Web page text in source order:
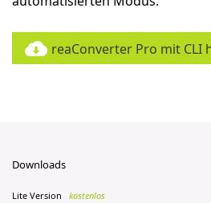
reaConverter Pro mit CLI
Downloads
Lite Version
kostenlos